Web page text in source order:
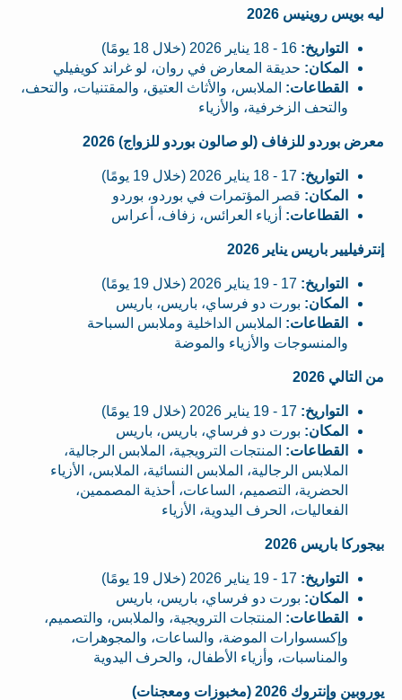
ليه بويس روينيس 2026
التواريخ:
المكان: حديقة المعارض في روان، لو غراند كويفيلي
القطاعات: الملابس، والأثاث العتيق، والمقتنيات، والتحف،
والتحف الزخرفية، والأزياء
معرض بوردو للزفاف (لو صالون بوردو للزواج) 2026
التواريخ:
المكان: قصر المؤتمرات في بوردو، بوردو
القطاعات: أزياء العرائس، زفاف، أعراس
إنترفيليير باريس يناير 2026
التواريخ:
المكان: بورت دو فرساي، باريس، باريس
القطاعات: الملابس الداخلية وملابس السباحة
والمنسوجات والأزياء والموضة
من التالي 2026
التواريخ:
المكان: بورت دو فرساي، باريس، باريس
القطاعات: المنتجات الترويجية، الملابس الرجالية،
الملابس الرجالية، الملابس النسائية، الملابس، الأزياء
الحضرية، التصميم، الساعات، أحذية المصممين،
الفعاليات، الحرف اليدوية، الأزياء
بيجوركا باريس 2026
التواريخ:
المكان: بورت دو فرساي، باريس، باريس
القطاعات: المنتجات الترويجية، والملابس، والتصميم،
وإكسسوارات الموضة، والساعات، والمجوهرات،
والمناسبات، وأزياء الأطفال، والحرف اليدوية
يوروبين وإنتروك 2026 (مخبوزات ومعجنات)